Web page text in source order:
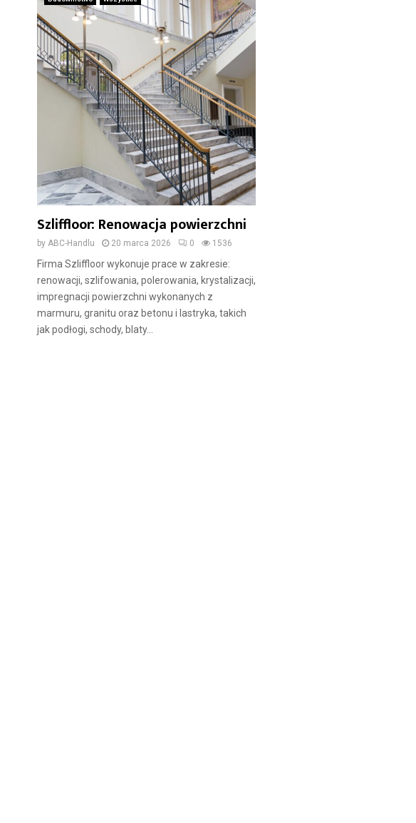
Szliffloor: Renowacja powierzchni
by ABC-Handlu 20 marca 2026 0 1536
Firma Szliffloor wykonuje prace w zakresie:
renowacji, szlifowania, polerowania, krystalizacji,
impregnacji powierzchni wykonanych z
marmuru, granitu oraz betonu i lastryka, takich
jak podłogi, schody, blaty...